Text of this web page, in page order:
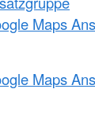
Maps
Maps